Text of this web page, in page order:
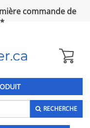
commande de
RECHERCHE